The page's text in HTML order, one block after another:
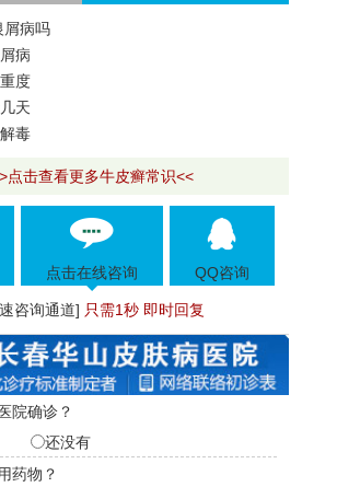
屑病吗
病
度
天
毒
点击查看更多牛皮癣常识<<
点击在线咨询 QQ咨询
咨询通道] 只需1秒 即时回复
院确诊？
还没有
药物？